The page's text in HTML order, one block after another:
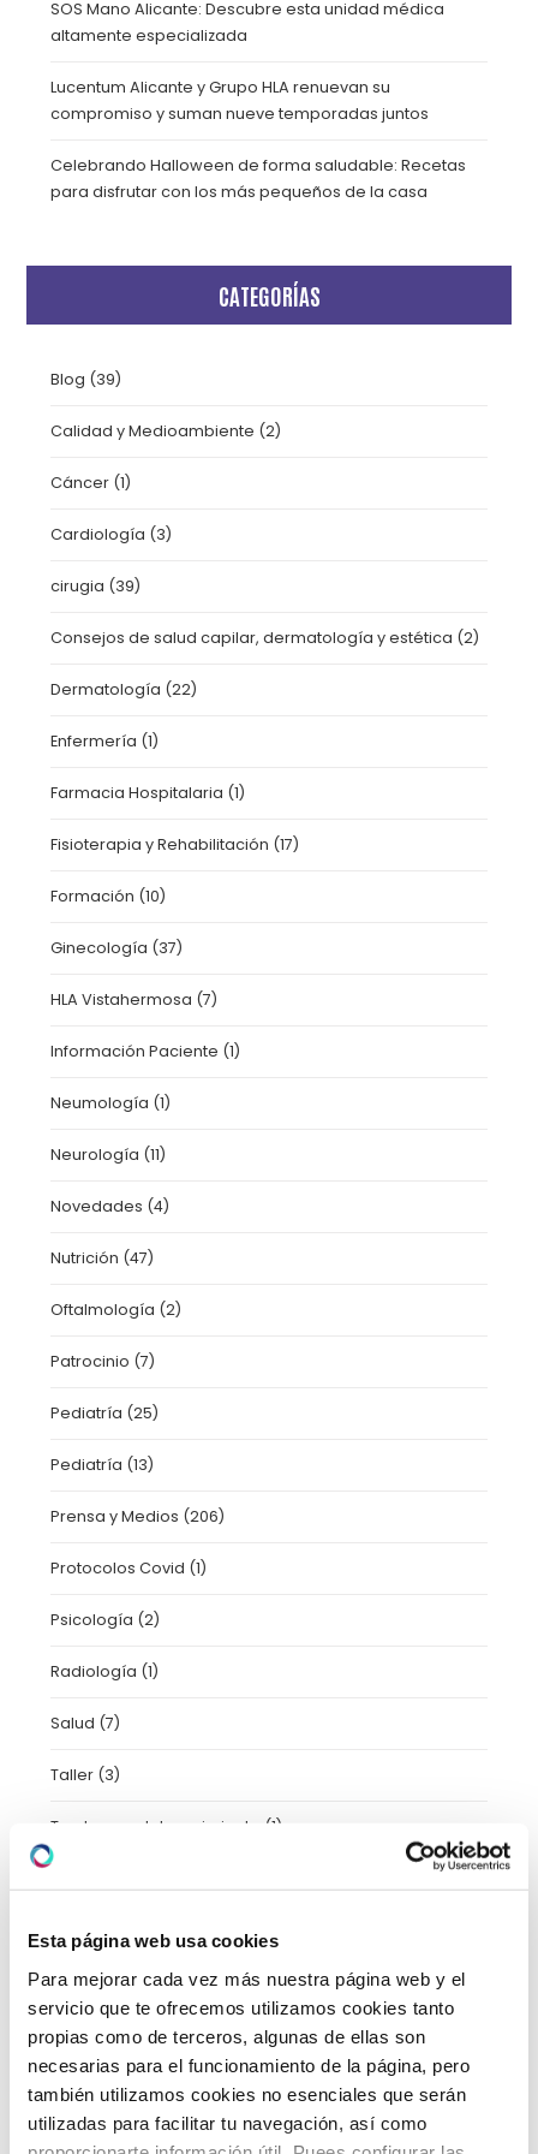
Esta página web usa cookies
Para mejorar cada vez más nuestra página web y el
servicio que te ofrecemos utilizamos cookies tanto
propias como de terceros, algunas de ellas son
necesarias para el funcionamiento de la página, pero
también utilizamos cookies no esenciales que serán
utilizadas para facilitar tu navegación, así como
SOS Mano Alicante: Descubre esta unidad médica
altamente especializada
Lucentum Alicante y Grupo HLA renuevan su
compromiso y suman nueve temporadas juntos
Celebrando Halloween de forma saludable: Recetas
para disfrutar con los más pequeños de la casa
CATEGORÍAS
Blog (39)
Calidad y Medioambiente (2)
Cáncer (1)
Cardiología (3)
cirugia (39)
Consejos de salud capilar, dermatología y estética (2)
Dermatología (22)
Enfermería (1)
Farmacia Hospitalaria (1)
Fisioterapia y Rehabilitación (17)
Formación (10)
Ginecología (37)
HLA Vistahermosa (7)
Información Paciente (1)
Neumología (1)
Neurología (11)
Novedades (4)
Nutrición (47)
Oftalmología (2)
Patrocinio (7)
Pediatría (25)
Pediatría (13)
Prensa y Medios (206)
Protocolos Covid (1)
Psicología (2)
Radiología (1)
Salud (7)
Taller (3)
Trastornos del movimiento (1)
Uncategorized
Urgencias(2)
Video-consejos nutricionales(15)
Vídeos (21)